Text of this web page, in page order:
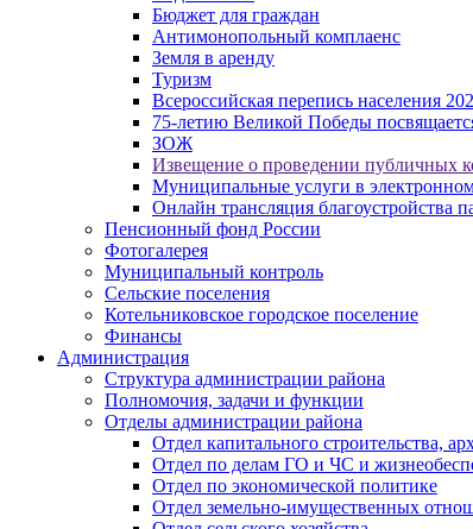
Бюджет для граждан
Антимонопольный комплаенс
Земля в аренду
Туризм
Всероссийская перепись населения
75-летию Великой Победы
ЗОЖ
Извещение о проведении публичных
Муниципальные услуги в
Онлайн трансляция благоустройства
Пенсионный фонд России
Фотогалерея
Муниципальный контроль
Сельские поселения
Котельниковское городское поселение
Финансы
Администрация
Структура администрации района
Полномочия, задачи и функции
Отделы администрации района
Отдел капитального строительства,
Отдел по делам ГО и ЧС и
Отдел по экономической политике
Отдел земельно-имущественных